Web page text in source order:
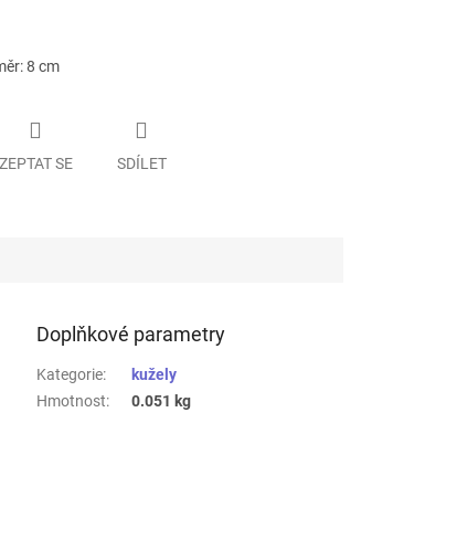
8 cm
ZEPTAT SE SDÍLET
Doplňkové parametry
Kategorie:
kužely
Hmotnost: 0.051 kg